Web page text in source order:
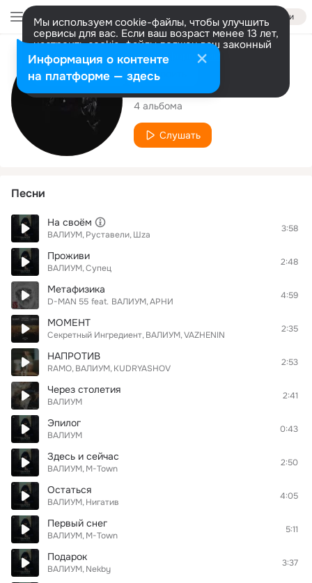
Войти
Мы используем cookie-файлы, чтобы улучшить
сервисы для вас. Если ваш возраст менее 13 лет,
настроить cookie-файлы должен ваш законный
представитель. Больше информации
Разрешить все Настроить
Исполнитель
ВАЛИУМ
4 альбома
Слушать
Песни
На своём
ВАЛИУМ Руставели Шza
3:58
Проживи
ВАЛИУМ Супец
2:48
Метафизика
D-MAN 55 feat. ВАЛИУМ АРНИ
4:59
МОМЕНТ
Секретный Ингредиент ВАЛИУМ VAZHENIN
2:35
НАПРОТИВ
RAMO ВАЛИУМ KUDRYASHOV
2:53
Через столетия
ВАЛИУМ
2:41
Эпилог
ВАЛИУМ
0:43
Здесь и сейчас
ВАЛИУМ M-Town
2:50
Остаться
ВАЛИУМ Нигатив
4:05
Первый снег
ВАЛИУМ M-Town
5:11
Подарок
ВАЛИУМ Nekby
3:37
Информация о контенте
на платформе — здесь